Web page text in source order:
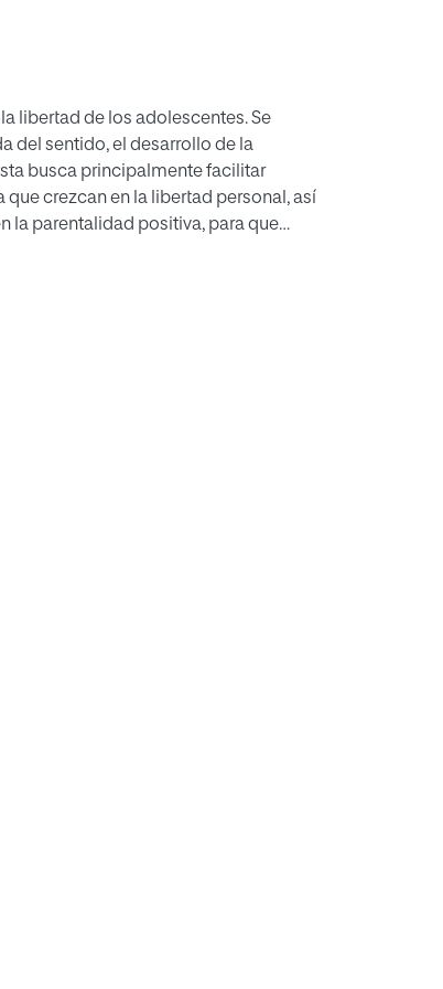
libertad de los adolescentes. Se
del sentido, el desarrollo de la
busca principalmente facilitar
que crezcan en la libertad personal, así
la parentalidad positiva, para que
teórico-práctica y de aprendizaje
la que los adolescentes pueden
y la responsabilidad